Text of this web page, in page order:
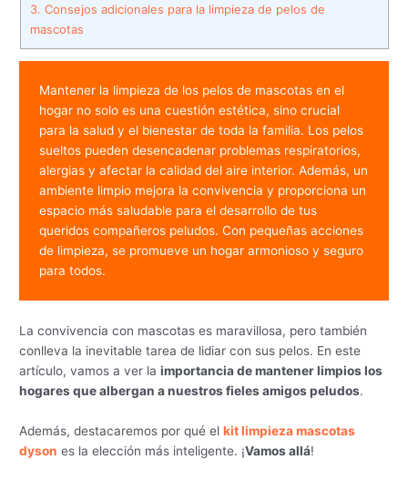
3. Consejos adicionales para la limpieza de pelos de
mascotas
Mantener la limpieza de los pelos de mascotas en el
hogar no solo es una cuestión estética, sino crucial
para la salud y el bienestar de toda la familia. Los pelos
sueltos pueden desencadenar problemas respiratorios,
alergias y afectar la calidad del aire interior. Además, un
ambiente limpio mejora la convivencia y proporciona un
espacio más saludable para el desarrollo de tus
queridos compañeros peludos. Con pequeñas acciones
de limpieza, se promueve un hogar armonioso y seguro
para todos.
La convivencia con mascotas es maravillosa, pero también
conlleva la inevitable tarea de lidiar con sus pelos. En este
artículo, vamos a ver laimportancia de mantener limpios los
hogares que albergan a nuestros fieles amigos peludos.
Además, destacaremos por qué elkit limpieza mascotas
dyson es la elección más inteligente. ¡Vamos allá!